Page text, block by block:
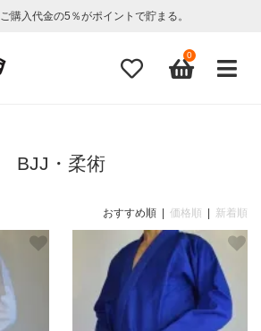
購入代金の5％がポイントで貯まる。
0
BJJ・柔術
おすすめ順 | 価格順 新着順